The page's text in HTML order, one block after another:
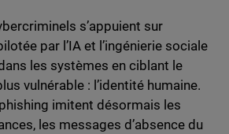
s’appuient sur
par l’IA et l’ingénierie sociale
les systèmes en ciblant le
vulnérable : l’identité humaine.
imitent désormais les
les messages d’absence du